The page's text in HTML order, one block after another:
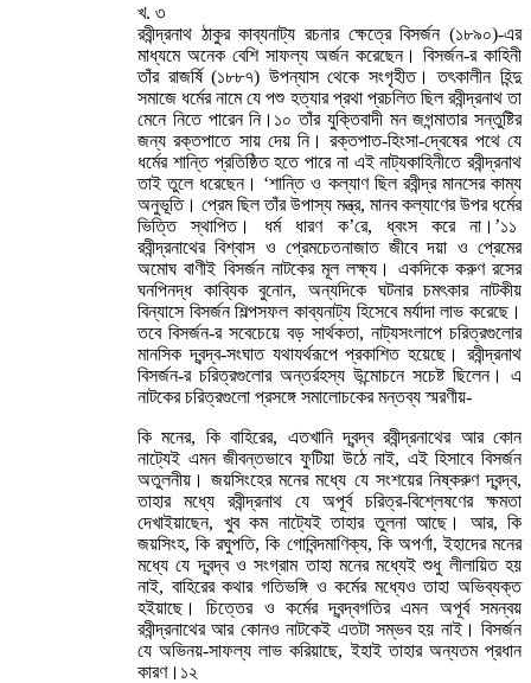
খ. ৩
রবীন্দ্রনাথ ঠাকুর কাব্যনাট্য রচনার ক্ষেত্রে বিসর্জন (১৮৯০)-এর
মাধ্যমে অনেক বেশি সাফল্য অর্জন করেছেন। বিসর্জন-র কাহিনী
তাঁর রাজর্ষি (১৮৮৭) উপন্যাস থেকে সংগৃহীত। তৎকালীন হিন্দু
সমাজে ধর্মের নামে যে পশু হত্যার প্রথা প্রচলিত ছিল রবীন্দ্রনাথ তা
মেনে নিতে পারেন নি।১০ তাঁর যুক্তিবাদী মন জগন্মাতার সন্তুষ্টির
জন্য রক্তপাতে সায় দেয় নি। রক্তপাত-হিংসা-দ্বেষের পথে যে
ধর্মের শান্তি প্রতিষ্ঠিত হতে পারে না এই নাট্যকাহিনীতে রবীন্দ্রনাথ
তাই তুলে ধরেছেন। ‘শান্তি ও কল্যাণ ছিল রবীন্দ্র মানসের কাম্য
অনুভূতি। প্রেম ছিল তাঁর উপাস্য মন্ত্র, মানব কল্যাণের উপর ধর্মের
ভিত্তি স্থাপিত। ধর্ম ধারণ ক’রে, ধ্বংস করে না।’১১
রবীন্দ্রনাথের বিশ্বাস ও প্রেমচেতনাজাত জীবে দয়া ও প্রেমের
অমোঘ বাণীই বিসর্জন নাটকের মূল লক্ষ্য। একদিকে করুণ রসের
ঘনপিনদ্ধ কাব্যিক বুনোন, অন্যদিকে ঘটনার চমৎকার নাটকীয়
বিন্যাসে বিসর্জন শিল্পসফল কাব্যনাট্য হিসেবে মর্যাদা লাভ করেছে।
তবে বিসর্জন-র সবেচেয়ে বড় সার্থকতা, নাট্যসংলাপে চরিত্রগুলোর
মানসিক দ্বন্দ্ব-সংঘাত যথাযর্থরূপে প্রকাশিত হয়েছে। রবীন্দ্রনাথ
বিসর্জন-র চরিত্রগুলোর অন্তর্রহস্য উন্মোচনে সচেষ্ট ছিলেন। এ
নাটকের চরিত্রগুলো প্রসঙ্গে সমালোচকের মন্তব্য স্মরণীয়-
কি মনের, কি বাহিরের, এতখানি দ্বন্দ্ব রবীন্দ্রনাথের আর কোন
নাট্যেই এমন জীবন্তভাবে ফুটিয়া উঠে নাই, এই হিসাবে বিসর্জন
অতুলনীয়। জয়সিংহের মনের মধ্যে যে সংশয়ের নিষ্করুণ দ্বন্দ্ব,
তাহার মধ্যে রবীন্দ্রনাথ যে অপূর্ব চরিত্র-বিশ্লেষণের ক্ষমতা
দেখাইয়াছেন, খুব কম নাট্যেই তাহার তুলনা আছে। আর, কি
জয়সিংহ, কি রঘুপতি, কি গোবিন্দমাণিক্য, কি অপর্ণা, ইহাদের মনের
মধ্যে যে দ্বন্দ্ব ও সংগ্রাম তাহা মনের মধ্যেই শুধু লীলায়িত হয়
নাই, বাহিরের কথার গতিভঙ্গি ও কর্মের মধ্যেও তাহা অভিব্যক্ত
হইয়াছে। চিত্তের ও কর্মের দ্বন্দ্বগতির এমন অপূর্ব সমন্বয়
রবীন্দ্রনাথের আর কোনও নাটকেই এতটা সম্ভব হয় নাই। বিসর্জন
যে অভিনয়-সাফল্য লাভ করিয়াছে, ইহাই তাহার অন্যতম প্রধান
কারণ।১২